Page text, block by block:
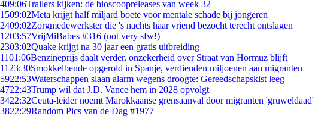
409:06Trailers kijken: de bioscoopreleases van week 32
1509:02Meta krijgt half miljard boete voor mentale schade bij jongeren
2409:02Zorgmedewerkster die 's nachts haar vriend bezocht terecht ontslagen
1203:57VrijMiBabes #316 (not very sfw!)
2303:02Quake krijgt na 30 jaar een gratis uitbreiding
1101:06Benzineprijs daalt verder, onzekerheid over Straat van Hormuz blijft
11 23:30Smokkelbende opgerold in Spanje, verdienden miljoenen aan migranten
5922:53Waterschappen slaan alarm wegens droogte: Gereedschapskist leeg
4722:43Trump wil dat J.D. Vance hem in 2028 opvolgt
3422:32Ceuta-leider noemt Marokkaanse grensaanval door migranten 'gruweldaad'
3822:29Random Pics van de Dag #1977